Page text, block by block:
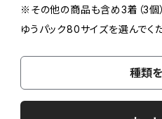
※その他の商品も含め3着（3
ゆうパック80サイズを選んでく
種類